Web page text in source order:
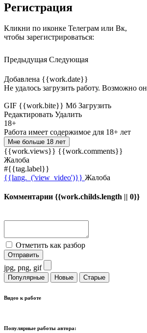
Регистрация
Кликни по иконке Телеграм или Вк,
чтобы зарегистрироваться:
Предыдущая Следующая
Добавлена {{work.date}}
Не удалось загрузить работу. Возможно
GIF {{work.bite}} Мб Загрузить
Редактировать Удалить
18+
Работа имеет содержимое для 18+ лет
Мне больше 18 лет
{{work.views}} {{work.comments}}
Жалоба
#{{tag.label}}
{{lang._('view_video')}} Жалоба
Комментарии {{work.childs.length || 0}}
Отметить как разбор
Отправить
jpg, png, gif
Популярные Новые Cтарые
Видео к работе
Популярные работы автора: